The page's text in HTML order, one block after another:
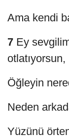
Ama kendi
7 Ey
otlatıyorsun,
Öğleyin
Neden
Yüzünü